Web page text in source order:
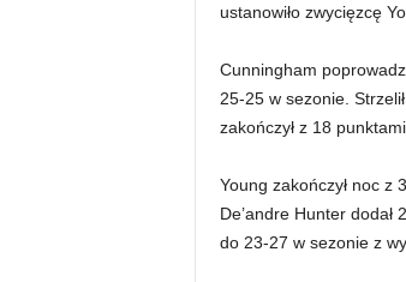
ustanowiło zwycięzcę
Cunningham
25-25 w sezonie.
zakończył z 18 punktami
Young zakończył noc z
De’andre Hunter dodał
do 23-27 w sezonie z